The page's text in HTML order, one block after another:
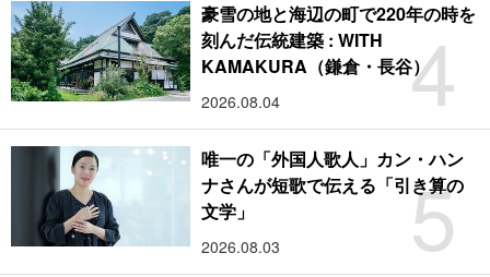
4
豪雪の地と海辺の町で220年の時を
刻んだ伝統建築 : WITH
KAMAKURA（鎌倉・長谷）
2026.08.04
5
唯一の「外国人歌人」カン・ハン
ナさんが短歌で伝える「引き算の
文学」
2026.08.03